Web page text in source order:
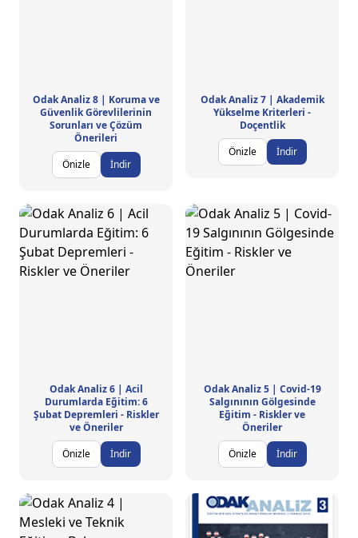
Odak Analiz 8 | Koruma ve
Güvenlik Görevlilerinin
Sorunları ve Çözüm
Önerileri
Önizle
İndir
Odak Analiz 7 | Akademik
Yükselme Kriterleri -
Doçentlik
Önizle
İndir
Odak Analiz 6 | Acil
Durumlarda Eğitim: 6
Şubat Depremleri - Riskler
ve Öneriler
Önizle
İndir
Odak Analiz 5 | Covid-19
Salgınının Gölgesinde
Eğitim - Riskler ve
Öneriler
Önizle
İndir